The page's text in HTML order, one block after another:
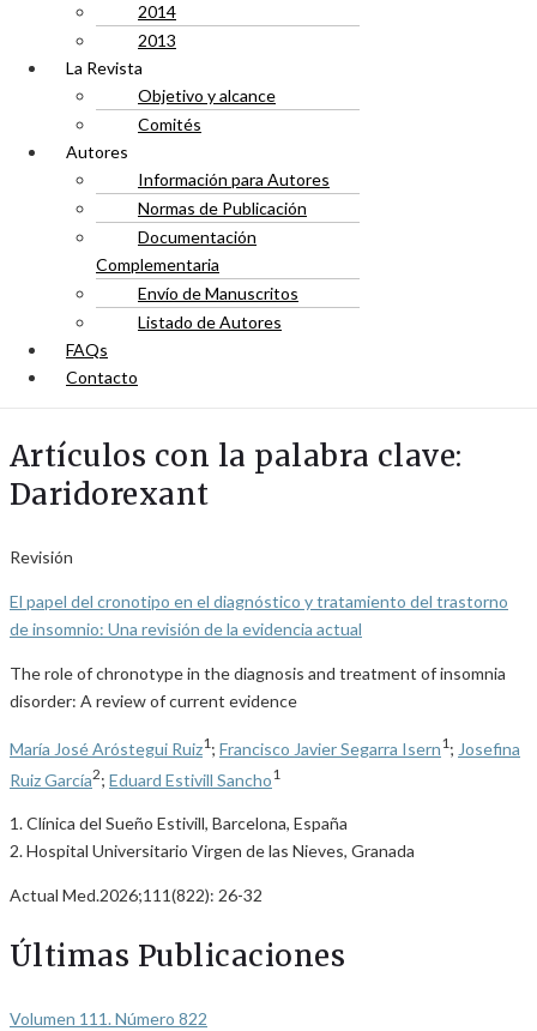
2014
2013
La Revista
Objetivo y alcance
Comités
Autores
Información para Autores
Normas de Publicación
Documentación
Complementaria
Envío de Manuscritos
Listado de Autores
FAQs
Contacto
Artículos con la palabra clave:
Daridorexant
Revisión
El papel del cronotipo en el diagnóstico y tratamiento del trastorno
de insomnio: Una revisión de la evidencia actual
The role of chronotype in the diagnosis and treatment of insomnia
disorder: A review of current evidence
María José Aróstegui Ruiz1 ; Francisco Javier Segarra Isern1 ; Josefina
Ruiz García2; Eduard Estivill Sancho1
1. Clínica del Sueño Estivill, Barcelona, España
2. Hospital Universitario Virgen de las Nieves, Granada
Actual Med.2026;111(822): 26-32
Últimas Publicaciones
Volumen 111. Número 822